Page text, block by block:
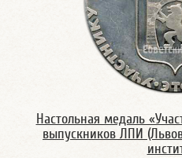
Настольная медаль
выпускников ЛПИ